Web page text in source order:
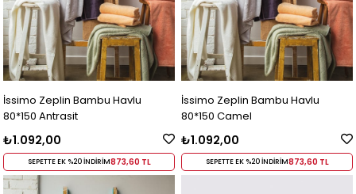
İssimo Zeplin Bambu Havlu
80*150 Antrasit
₺1.092,00
SEPETTE EK %20 İNDİRİM873,60 TL
İssimo Zeplin Bambu Havlu
80*150 Camel
₺1.092,00
SEPETTE EK %20 İNDİRİM873,60 TL